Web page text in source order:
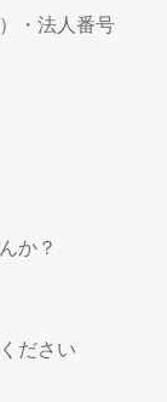
・法人番号
か？
ださい